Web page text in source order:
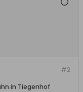
#2
in Tiegenhof